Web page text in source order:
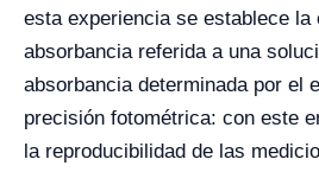
esta experiencia se establece la
absorbancia referida a una
absorbancia determinada por el
precisión fotométrica: con este
la reproducibilidad de las